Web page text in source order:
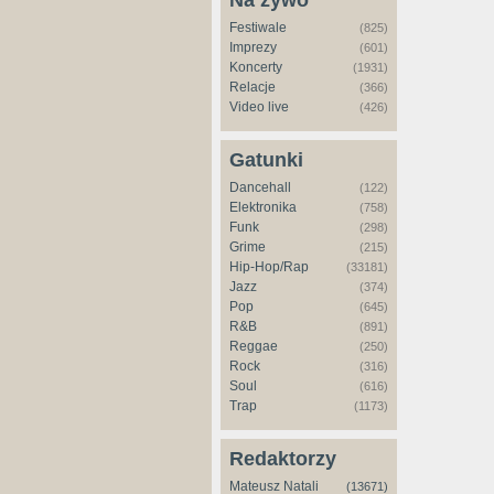
Festiwale (825)
Imprezy (601)
Koncerty (1931)
Relacje (366)
Video live (426)
Gatunki
Dancehall (122)
Elektronika (758)
Funk (298)
Grime (215)
Hip-Hop/Rap (33181)
Jazz (374)
Pop (645)
R&B (891)
Reggae (250)
Rock (316)
Soul (616)
Trap (1173)
Redaktorzy
Mateusz Natali (13671)